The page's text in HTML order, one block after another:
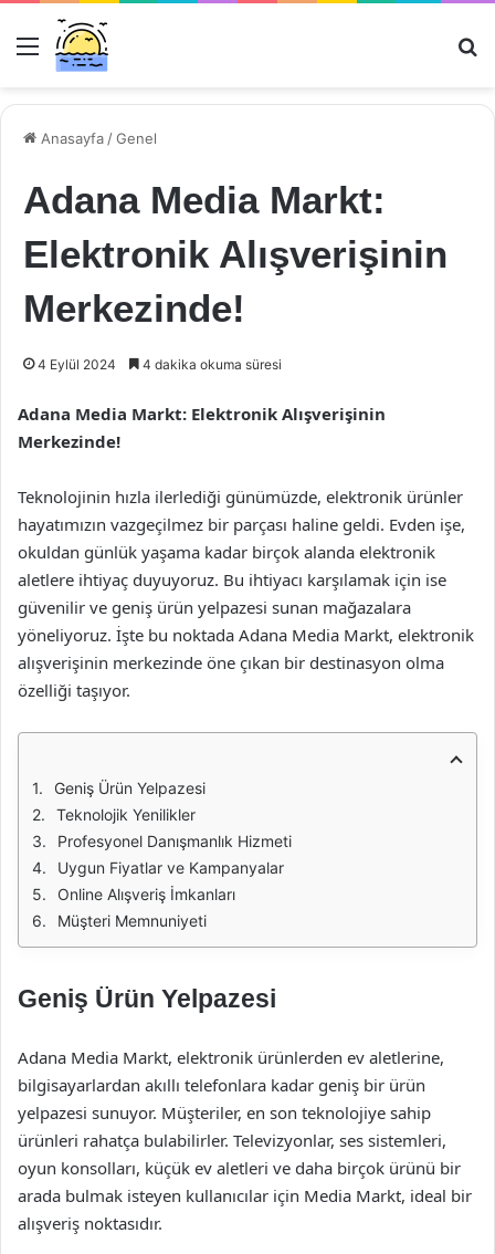
Menü
Anasayfa /Genel
Adana Media Markt:
Elektronik Alışverişinin
Merkezinde!
4 Eylül 2024 4 dakika okuma süresi
Adana Media Markt: Elektronik Alışverişinin
Merkezinde!
Teknolojinin hızla ilerlediği günümüzde, elektronik ürünler
hayatımızın vazgeçilmez bir parçası haline geldi. Evden işe,
okuldan günlük yaşama kadar birçok alanda elektronik
aletlere ihtiyaç duyuyoruz. Bu ihtiyacı karşılamak için ise
güvenilir ve geniş ürün yelpazesi sunan mağazalara
yöneliyoruz. İşte bu noktada Adana Media Markt, elektronik
alışverişinin merkezinde öne çıkan bir destinasyon olma
özelliği taşıyor.
Geniş Ürün Yelpazesi
Teknolojik Yenilikler
Profesyonel Danışmanlık Hizmeti
Uygun Fiyatlar ve Kampanyalar
Online Alışveriş İmkanları
Müşteri Memnuniyeti
Geniş Ürün Yelpazesi
Adana Media Markt, elektronik ürünlerden ev aletlerine,
bilgisayarlardan akıllı telefonlara kadar geniş bir ürün
yelpazesi sunuyor. Müşteriler, en son teknolojiye sahip
ürünleri rahatça bulabilirler. Televizyonlar, ses sistemleri,
oyun konsolları, küçük ev aletleri ve daha birçok ürünü bir
arada bulmak isteyen kullanıcılar için Media Markt, ideal bir
alışveriş noktasıdır.